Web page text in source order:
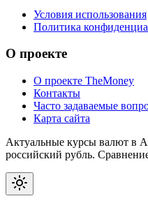
Условия использования
Политика
О проекте
О проекте TheMoney
Контакты
Часто задаваемые
Карта сайта
Актуальные курсы валют в
российский рубль.